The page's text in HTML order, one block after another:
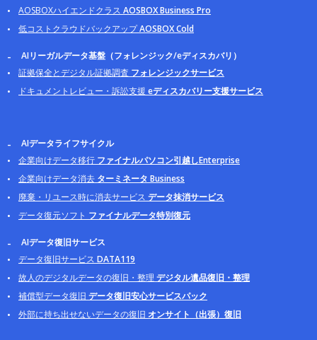
AOSBOXハイエンドクラス AOSBOX Business Pro
低コストクラウドバックアップAOSBOX Cold
AIリーガルデータ基盤（フォレンジック/eディスカバリ）
証拠保全とデジタル証拠調査 フォレンジックサービス
ドキュメントレビュー・訴訟支援 eディスカバリー支援サービス
AIデータライフサイクル
企業向けデータ移行 ファイナルパソコン引越しEnterprise
企業向けデータ消去 ターミネータ Business
廃棄・リユース時に消去サービス データ抹消サービス
データ復元ソフト ファイナルデータ特別復元
AIデータ復旧サービス
データ復旧サービス DATA119
故人のデジタルデータの復旧・整理 デジタル遺品復旧・整理
補償型データ復旧 データ復旧安心サービスパック
外部に持ち出せないデータの復旧 オンサイト（出張）復旧